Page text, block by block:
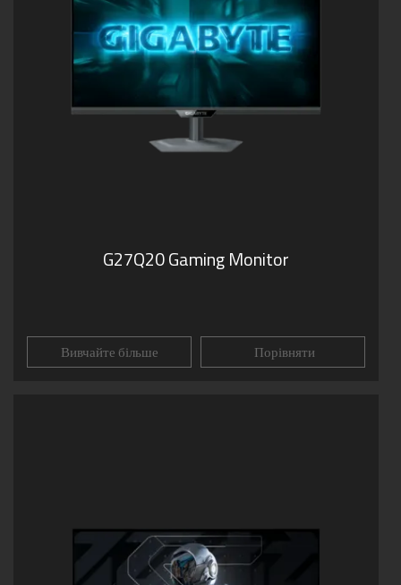
G27Q20 Gaming Monitor
Вивчайте більше Порівняти